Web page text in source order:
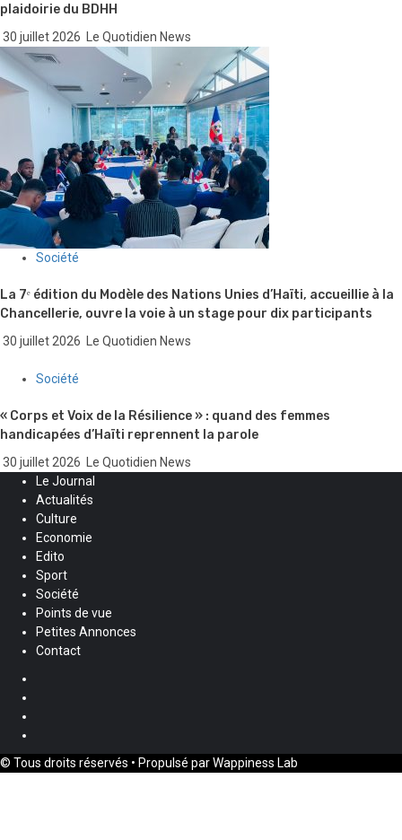
plaidoirie du BDHH
30 juillet 2026 Le Quotidien News
Société
La 7ᵉ édition du Modèle des Nations Unies d’Haïti, accueillie à la
Chancellerie, ouvre la voie à un stage pour dix participants
30 juillet 2026 Le Quotidien News
Société
« Corps et Voix de la Résilience » : quand des femmes
handicapées d’Haïti reprennent la parole
30 juillet 2026
Le Quotidien News
Le Journal
Actualités
Culture
Economie
Edito
Sport
Société
Points de vue
Petites Annonces
Contact
© Tous droits réservés • Propulsé par Wappiness Lab